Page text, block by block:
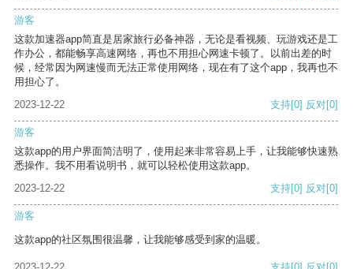
游客
这款加速器app简直是居家旅行必备神器，无论是看视频、玩游戏还是工
作办公，都能畅享高速网络，再也不用担心网速卡顿了。以前出差的时
候，经常因为网速慢而无法正常使用网络，现在有了这个app，我再也不
用担心了。
2023-12-22
支持[0] 反对[0]
游客
这款app的用户界面简洁明了，使用起来非常容易上手，让我能够快速熟
悉操作。我不用看说明书，就可以轻松使用这款app。
2023-12-22
支持[0] 反对[0]
游客
这款app的社区氛围很温馨，让我能够感受到家的温暖。